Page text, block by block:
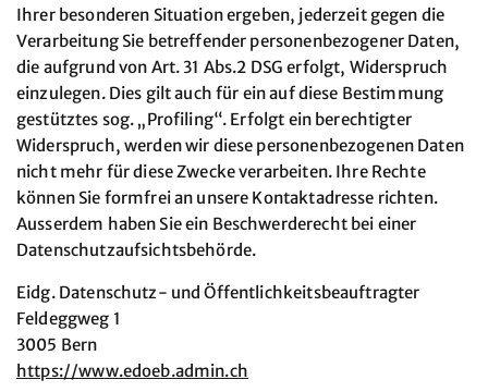
Ihrer besonderen Situation ergeben, jederzeit gegen die
Verarbeitung Sie betreffender personenbezogener Daten,
die aufgrund von Art. 31 Abs.2 DSG erfolgt, Widerspruch
einzulegen. Dies gilt auch für ein auf diese Bestimmung
gestütztes sog. „Profiling“. Erfolgt ein berechtigter
Widerspruch, werden wir diese personenbezogenen Daten
nicht mehr für diese Zwecke verarbeiten. Ihre Rechte
können Sie formfrei an unsere Kontaktadresse richten.
Ausserdem haben Sie ein Beschwerderecht bei einer
Datenschutzaufsichtsbehörde.
Eidg. Datenschutz- und Öffentlichkeitsbeauftragter
Feldeggweg 1
3005 Bern
https://www.edoeb.admin.ch